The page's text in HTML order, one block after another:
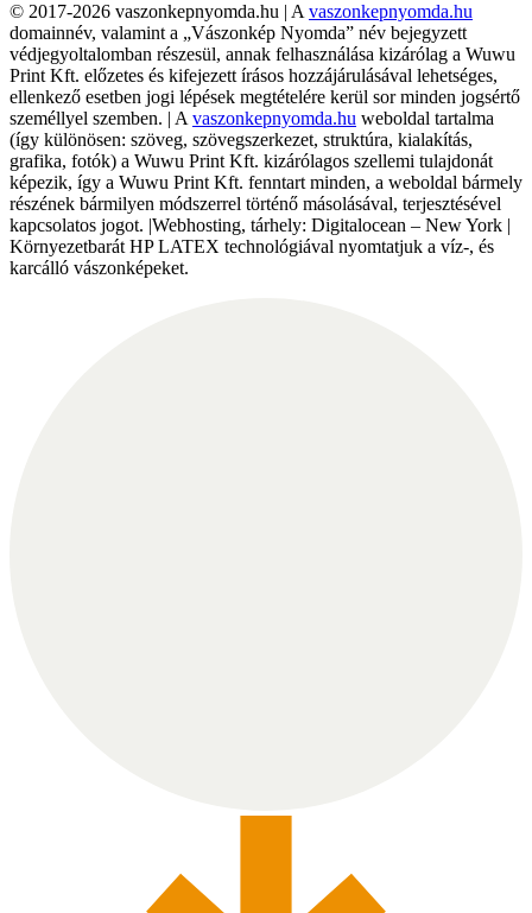
© 2017-2026 vaszonkepnyomda.hu | A vaszonkepnyomda.hu
domainnév, valamint a „Vászonkép Nyomda” név bejegyzett
védjegyoltalomban részesül, annak felhasználása kizárólag a Wuwu
Print Kft. előzetes és kifejezett írásos hozzájárulásával lehetséges,
ellenkező esetben jogi lépések megtételére kerül sor minden jogsértő
személlyel szemben. | A vaszonkepnyomda.hu weboldal tartalma
(így különösen: szöveg, szövegszerkezet, struktúra, kialakítás,
grafika, fotók) a Wuwu Print Kft. kizárólagos szellemi tulajdonát
képezik, így a Wuwu Print Kft. fenntart minden, a weboldal bármely
részének bármilyen módszerrel történő másolásával, terjesztésével
kapcsolatos jogot. |Webhosting, tárhely: Digitalocean – New York |
Környezetbarát HP LATEX technológiával nyomtatjuk a víz-, és
karcálló vászonképeket.